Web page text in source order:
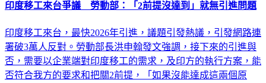
印度移工來台爭議 勞動部：「2前提沒達到」就無引進問題
印度移工來台，最快2026年引進，議題引發熱議，引發網路連
署破3萬人反對。勞動部長洪申翰發文強調，接下來的引進與
否，需要以企業端對印度移工的需求，及印方的執行方案，能
否符合我方的要求和把關2前提，「如果沒能達成這兩個原